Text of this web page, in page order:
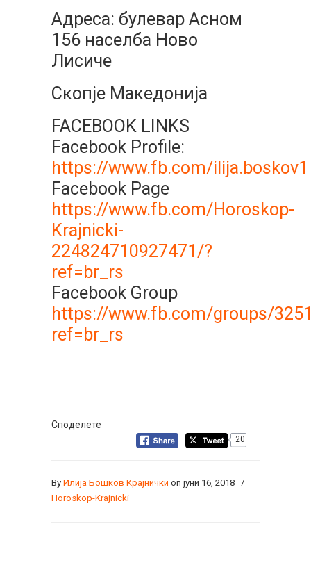
Адреса: булевар Асном
156 населба Ново
Лисиче
Скопје Македонија
FACEBOOK LINKS
Facebook Profile:
https://www.fb.com/ilija.boskov1
Facebook Page
https://www.fb.com/Horoskop-
Krajnicki-
224824710927471/?
ref=br_rs
Facebook Group
https://www.fb.com/groups/
ref=br_rs
Споделете
20
By Илија Бошков Крајнички on јуни 16, 2018
/
Horoskop-Krajnicki